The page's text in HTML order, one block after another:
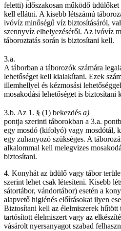
feletti) időszakosan működő üdülőket
kell ellátni. A kisebb létszámú
ivóvíz minőségű víz biztosításáról,
szennyvíz elhelyezéséről. Az ivóvíz
táboroztatás során is biztosítani kell.
3.a.
A táborban a táborozók számára
lehetőséget kell kialakítani. Ezek
illemhellyel és kézmosási
mosakodási lehetőséget is biztosítani
3.b. Az 1. § (1) bekezdés a)
pontja szerinti táborokban a 3.a.
egy mosdó (kifolyó) vagy mosdótál,
egy zuhanyozó szükséges. A
alkalommal kell melegvizes
biztosítani.
4. Konyhát az üdülő vagy tábor
szerint lehet csak létesíteni. Kisebb
sátortábor, vándortábor) esetén a
alapvető higiénés előírásokat ilyen
Biztosítani kell az élelmiszerek hűtött
tartósított élelmiszert vagy az
vásárolt nyersanyagot szabad